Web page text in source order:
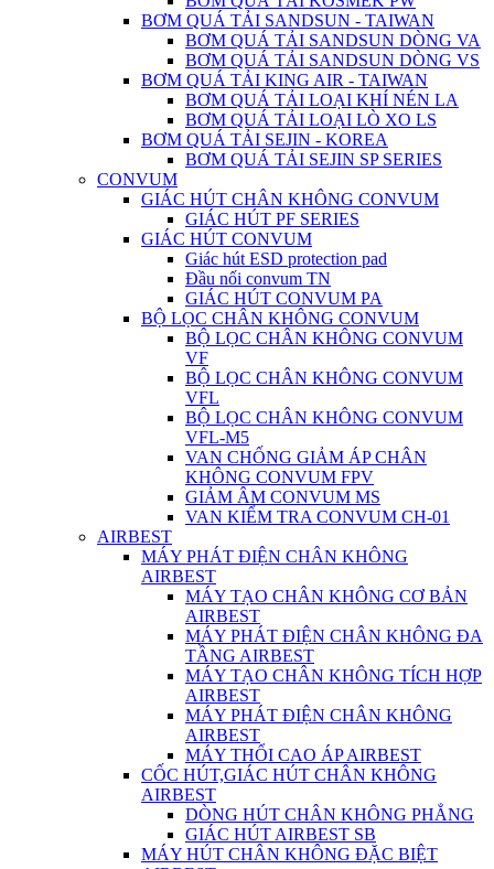
BƠM QUÁ TẢI SANDSUN - TAIWAN
BƠM QUÁ TẢI SANDSUN DÒNG VA
BƠM QUÁ TẢI SANDSUN DÒNG VS
BƠM QUÁ TẢI KING AIR - TAIWAN
BƠM QUÁ TẢI LOẠI KHÍ NÉN LA
BƠM QUÁ TẢI LOẠI LÒ XO LS
BƠM QUÁ TẢI SEJIN - KOREA
BƠM QUÁ TẢI SEJIN SP SERIES
CONVUM
GIÁC HÚT CHÂN KHÔNG CONVUM
GIÁC HÚT PF SERIES
GIÁC HÚT CONVUM
Giác hút ESD protection pad
Đầu nối convum TN
GIÁC HÚT CONVUM PA
BỘ LỌC CHÂN KHÔNG CONVUM
BỘ LỌC CHÂN KHÔNG CONVUM
VF
BỘ LỌC CHÂN KHÔNG CONVUM
VFL
BỘ LỌC CHÂN KHÔNG CONVUM
VFL-M5
VAN CHỐNG GIẢM ÁP CHÂN
KHÔNG CONVUM FPV
GIẢM ÂM CONVUM MS
VAN KIỂM TRA CONVUM CH-01
AIRBEST
MÁY PHÁT ĐIỆN CHÂN KHÔNG
AIRBEST
MÁY TẠO CHÂN KHÔNG CƠ BẢN
AIRBEST
MÁY PHÁT ĐIỆN CHÂN KHÔNG ĐA
TẦNG AIRBEST
MÁY TẠO CHÂN KHÔNG TÍCH HỢP
AIRBEST
MÁY PHÁT ĐIỆN CHÂN KHÔNG
AIRBEST
MÁY THỔI CAO ÁP AIRBEST
CỐC HÚT,GIÁC HÚT CHÂN KHÔNG
AIRBEST
DÒNG HÚT CHÂN KHÔNG PHẲNG
GIÁC HÚT AIRBEST SB
MÁY HÚT CHÂN KHÔNG ĐẶC BIỆT